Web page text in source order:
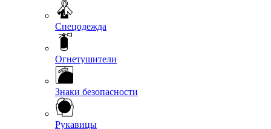
Спецодежда
Огнетушители
Знаки безопасности
Рукавицы